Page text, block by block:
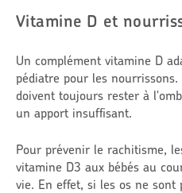
Vitamine D et
Un complément vitamine D
pédiatre pour les nourrissons.
doivent toujours rester à
un apport insuffisant.
Pour prévenir le rachitisme,
vitamine D3 aux bébés au
vie. En effet, si les os ne sont